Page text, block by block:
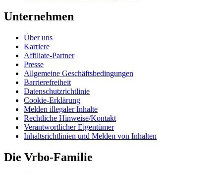
Unternehmen
Über uns
Karriere
Affiliate-Partner
Presse
Allgemeine Geschäftsbedingungen
Barrierefreiheit
Datenschutzrichtlinie
Cookie-Erklärung
Melden illegaler Inhalte
Rechtliche Hinweise/Kontakt
Verantwortlicher Eigentümer
Inhaltsrichtlinien und Melden von Inhalten
Die Vrbo-Familie